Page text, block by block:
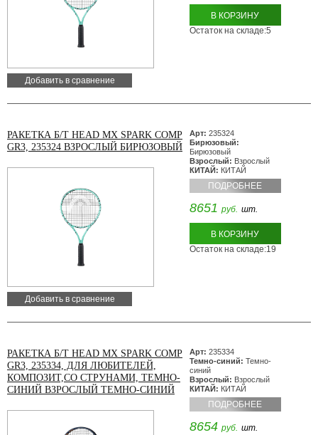
Добавить в сравнение
В КОРЗИНУ
Остаток на складе:5
РАКЕТКА Б/Т HEAD MX SPARK COMP
GR3, 235324 ВЗРОСЛЫЙ БИРЮЗОВЫЙ
Добавить в сравнение
Арт: 235324
Бирюзовый:
Бирюзовый
Взрослый: Взрослый
КИТАЙ: КИТАЙ
ПОДРОБНЕЕ
8651 руб. шт.
В КОРЗИНУ
Остаток на складе:19
РАКЕТКА Б/Т HEAD MX SPARK COMP
GR3, 235334, ДЛЯ ЛЮБИТЕЛЕЙ,
КОМПОЗИТ,СО СТРУНАМИ, ТЕМНО-
СИНИЙ ВЗРОСЛЫЙ ТЕМНО-СИНИЙ
Арт: 235334
Темно-синий: Темно-
синий
Взрослый: Взрослый
КИТАЙ: КИТАЙ
ПОДРОБНЕЕ
8654 руб. шт.